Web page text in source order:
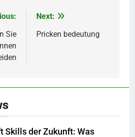
Sie
Next:
Pricken bedeutung
Skills der Zukunft: Was